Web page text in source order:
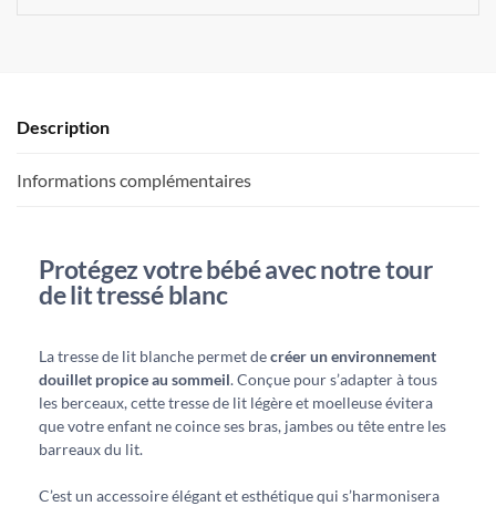
Description
Informations complémentaires
Protégez votre bébé avec notre tour
de lit tressé blanc
La tresse de lit blanche permet decréer un environnement
douillet propice au sommeil. Conçue pour s’adapter à tous
les berceaux, cette tresse de lit légère et moelleuse évitera
que votre enfant ne coince ses bras, jambes ou tête entre les
barreaux du lit.
C’est un accessoire élégant et esthétique qui s’harmonisera